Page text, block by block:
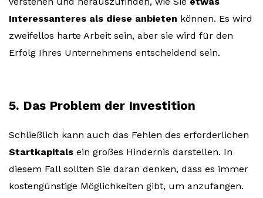
Interessanteres als diese anbieten können. Es wird
zweifellos harte Arbeit sein, aber sie wird für den
Erfolg Ihres Unternehmens entscheidend sein.
5. Das Problem der Investition
Schließlich kann auch das Fehlen des erforderlichen
Startkapitals ein großes Hindernis darstellen. In
diesem Fall sollten Sie daran denken, dass es immer
kostengünstige Möglichkeiten gibt, um anzufangen.